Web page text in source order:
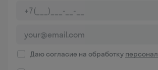
Даю согласие на обработку